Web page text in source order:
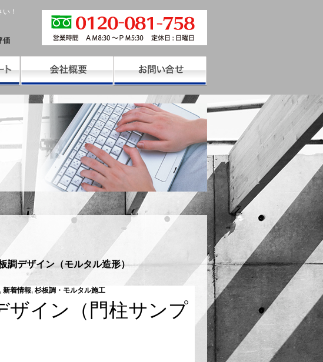
！
価
調デザイン（モルタル造形）
, 新着情報, 杉板調・モルタル施工
ザイン（門柱サンプ